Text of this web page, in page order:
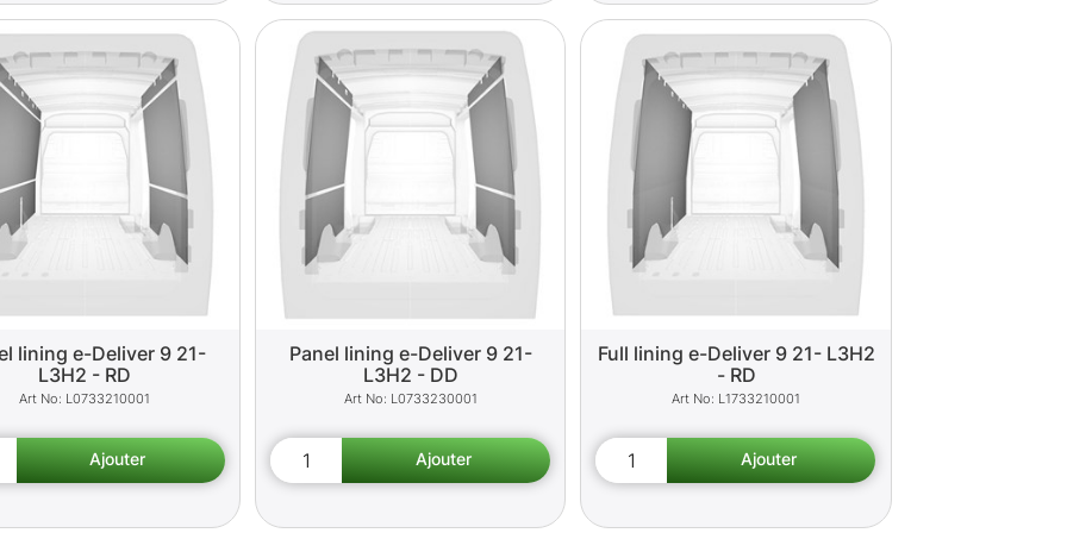
lining e-Deliver 9 21-
L3H2 - RD
L0733210001
Panel lining e-Deliver 9 21-
L3H2 - DD
L0733230001
Full lining e-Deliver 9 21- L3H2
- RD
L1733210001